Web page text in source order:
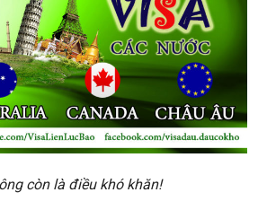
còn là điều khó khăn!